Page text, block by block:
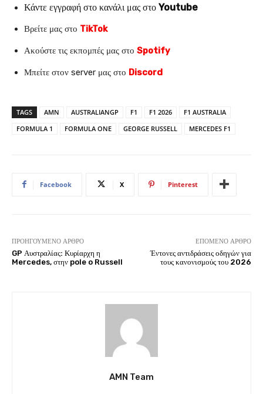
Κάντε εγγραφή στο κανάλι μας στο Youtube
Βρείτε μας στο TikTok
Ακούστε τις εκπομπές μας στο Spotify
Μπείτε στον server μας στο Discord
TAGS AMN AUSTRALIANGP F1 F1 2026
F1 AUSTRALIA
FORMULA 1
FORMULA ONE GEORGE RUSSELL MERCEDES F1
Facebook X Pinterest
ΠΡΟΗΓΟΎΜΕΝΟ ΆΡΘΡΟ
GP Αυστραλίας: Κυρίαρχη η
Mercedes, στην pole o Russell
ΕΠΌΜΕΝΟ ΆΡΘΡΟ
Έντονες αντιδράσεις οδηγών για
τους κανονισμούς του 2026
AMN Team